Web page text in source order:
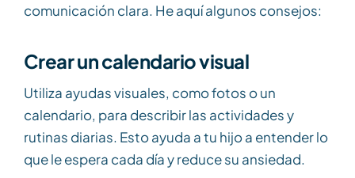
comunicación clara. He aquí algunos consejos:
Crear un calendario visual
Utiliza ayudas visuales, como fotos o un
calendario, para describir las actividades y
rutinas diarias. Esto ayuda a tu hijo a entender lo
que le espera cada día y reduce su ansiedad.